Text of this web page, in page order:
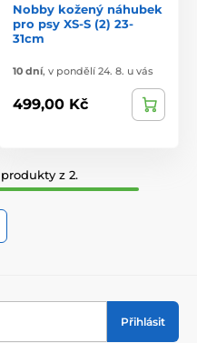
Nobby kožený náhubek
pro psy XS-S (2) 23-
31cm
10 dní, v pondělí 24. 8. u vás
499,00 Kč
z 2.
Přihlásit